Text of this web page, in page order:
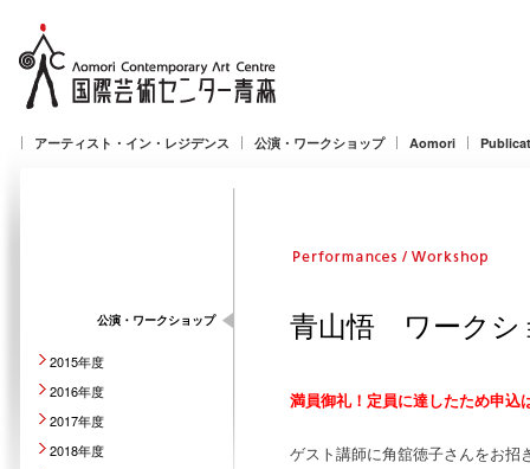
アーティスト・イン・レジデンス 公演・ワークショップ Aomori
青山悟 ワークシ
満員御礼！定員に達したため申込
ゲスト講師に角舘徳子さんをお招
公演・ワークショップ
2015年度
2016年度
2017年度
2018年度